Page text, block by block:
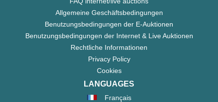
Allgemeine Geschäftsbedingungen
Benutzungsbedingungen der E-Auktionen
Benutzungsbedingungen der Internet & Live Auktionen
Rechtliche Informationen
Privacy Policy
Cookies
LANGUAGES
Français